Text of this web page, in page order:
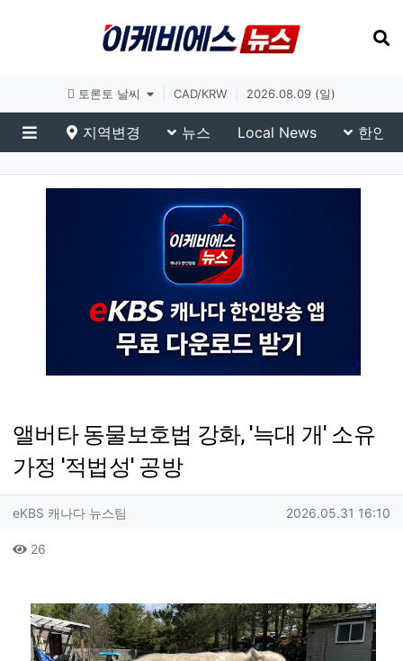
토론토 날씨 CAD/KRW 2026.08.09 (일)
메뉴
지역변경 뉴스 Local News 한인
eKBS News
앨버타 동물보호법 강화, '늑대 개' 소유
가정 '적법성' 공방
작성자 정보
eKBS 캐나다 뉴스팀 작성일
2026.05.31 16:10
컨텐츠 정보
26